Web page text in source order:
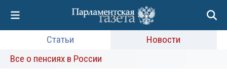
Статьи
Новости
Все о пенсиях в России